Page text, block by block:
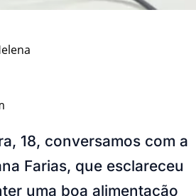
18, conversamos com a
Farias, que esclareceu
uma boa alimentação